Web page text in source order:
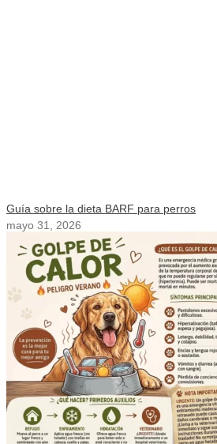
Guía sobre la dieta BARF para perros
mayo 31, 2026